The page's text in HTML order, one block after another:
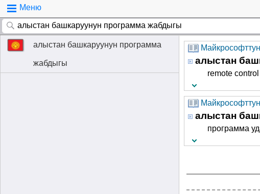
Меню
алыстан башкаруунун программа
жабдыгы алыстан
remote
алыстан
программа